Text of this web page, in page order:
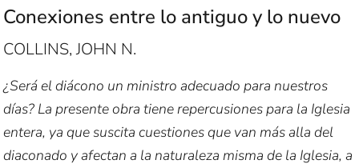
Conexiones entre lo antiguo y lo nuevo
COLLINS, JOHN N.
¿Será el diácono un ministro adecuado para nuestros
días? La presente obra tiene repercusiones para la Iglesia
entera, ya que suscita cuestiones que van más alla del
diaconado y afectan a la naturaleza misma de la Iglesia, a